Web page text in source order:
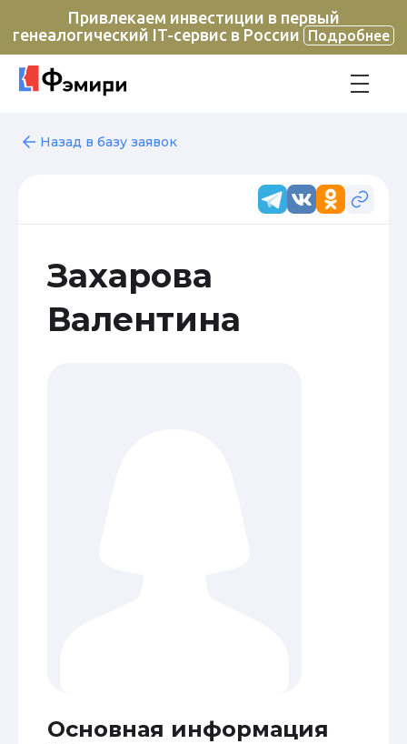
Привлекаем инвестиции в первый
генеалогический IT-сервис в России
Подробнее
Назад в базу заявок
Захарова
Валентина
Основная информация